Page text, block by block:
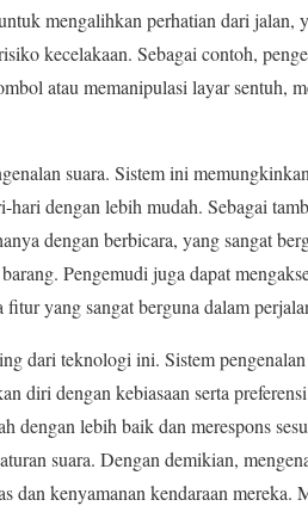
mengalihkan perhatian dari jalan,
kecelakaan. Sebagai contoh,
atau memanipulasi layar sentuh,
suara. Sistem ini
hari dengan lebih mudah. Sebagai
dengan berbicara, yang sangat
Pengemudi juga dapat
yang sangat berguna dalam
dari teknologi ini. Sistem
diri dengan kebiasaan serta
dengan lebih baik dan merespons
suara. Dengan demikian,
kenyamanan kendaraan mereka.